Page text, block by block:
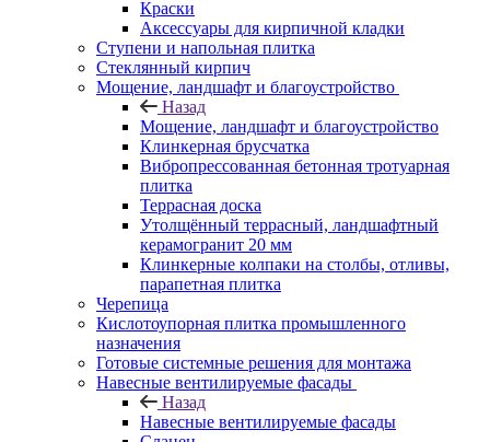
Краски
Аксессуары для кирпичной кладки
Ступени и напольная плитка
Cтеклянный кирпич
Мощение, ландшафт и благоустройство
Назад
Мощение, ландшафт и благоустройство
Клинкерная брусчатка
Вибропрессованная бетонная тротуарная
плитка
Террасная доска
Утолщённый террасный, ландшафтный
керамогранит 20 мм
Клинкерные колпаки на столбы, отливы,
парапетная плитка
Черепица
Кислотоупорная плитка промышленного
назначения
Готовые системные решения для монтажа
Навесные вентилируемые фасады
Назад
Навесные вентилируемые фасады